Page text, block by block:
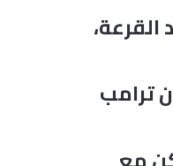
بعد القرعة،
ترامب